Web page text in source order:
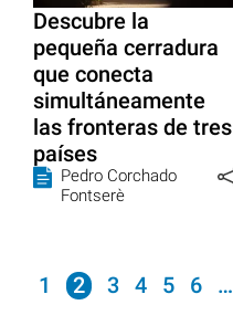
Descubre la
pequeña cerradura
que conecta
simultáneamente
las fronteras de tres
países
Pedro Corchado
Fontserè
1 2 3 4 5 6 …